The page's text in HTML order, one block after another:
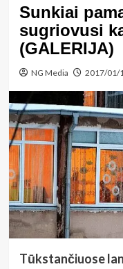
Sunkiai
sugriovusi
(GALERIJA)
NG Media 2017/01/
Tūkstančiuose